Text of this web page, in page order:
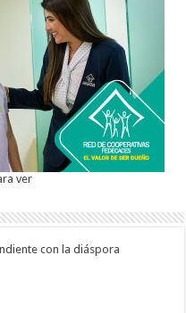
ver
con la diáspora